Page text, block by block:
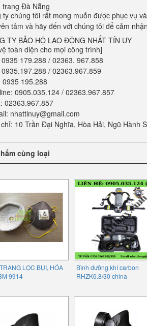
trang Đà Nẵng
ty chúng tôi rất mong muốn được phục vụ
tâm và hãy đến với chúng tôi để cảm
TY BẢO HỘ LAO ĐỘNG NHẤT TÍN UY
toàn diện cho mọi công trình]
0935 179.288 / 02363. 967.858
0935.197.288 / 02363.967.859
0935 195.288
0905.035.124 / 02363.967.857
02363.967.857
nhattinuy@gmail.com
10 Trần Đại Nghĩa, Hòa Hải, Ngũ Hành
cùng loại
LỌC BỤI, HÓA
9914
Bình dưỡng khí carbon
RHZK6.8/30 china